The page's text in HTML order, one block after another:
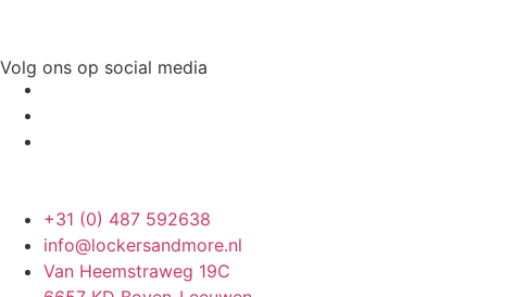
Volg ons op social media
+31 (0) 487 592638
info@lockersandmore.nl
Van Heemstraweg 19C